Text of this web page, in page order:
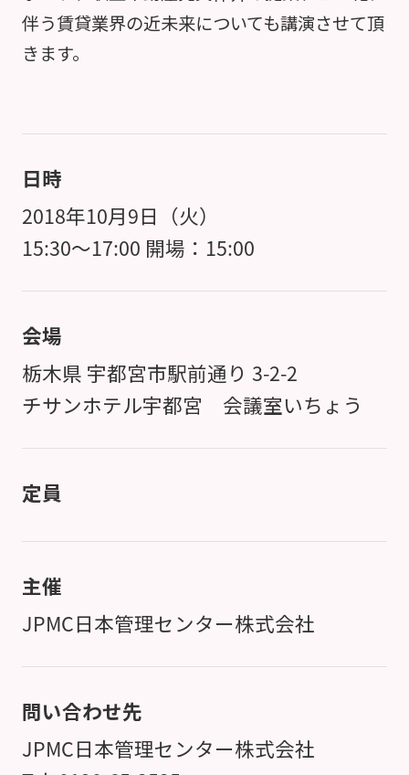
伴う賃貸業界の近未来についても講演させて頂
きます。
日時
2018年10月9日（火）
15:30～17:00 開場：15:00
会場
栃木県 宇都宮市駅前通り 3-2-2
チサンホテル宇都宮 会議室いちょう
定員
主催
JPMC日本管理センター株式会社
問い合わせ先
JPMC日本管理センター株式会社